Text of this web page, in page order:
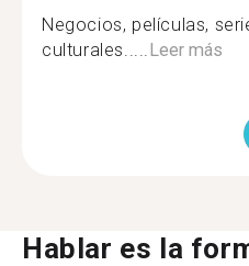
Negocios, películas,
culturales..... Leer más
Hablar es la